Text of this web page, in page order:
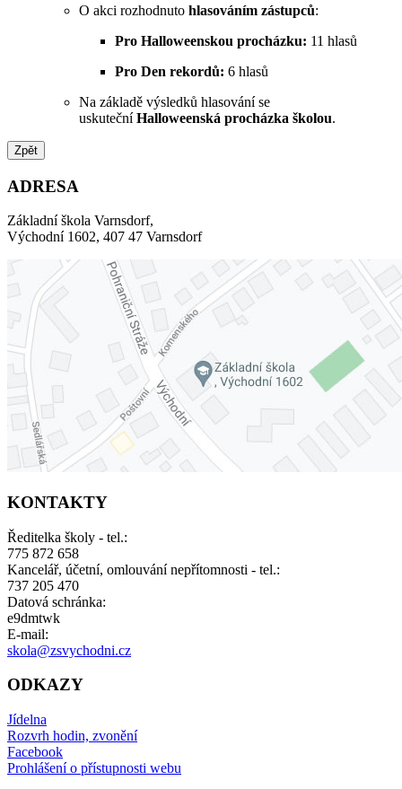
O akci rozhodnuto hlasováním zástupců:
Pro Halloweenskou procházku: 11 hlasů
Pro Den rekordů: 6 hlasů
Na základě výsledků hlasování se
uskutečníHalloweenská procházka školou.
Zpět
ADRESA
Základní škola Varnsdorf,
Východní 1602, 407 47 Varnsdorf
KONTAKTY
Ředitelka školy - tel.:
775 872 658
Kancelář, účetní, omlouvání nepřítomnosti - tel.:
737 205 470
Datová schránka:
e9dmtwk
E-mail:
skola@zsvychodni.cz
ODKAZY
Jídelna
Rozvrh hodin, zvonění
Facebook
Prohlášení o přístupnosti webu